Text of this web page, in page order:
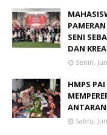
SENI
DAN
Senin,
HMPS
Sabtu,